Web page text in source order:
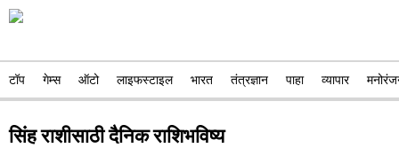
टॉप गेम्स ऑटो लाइफस्टाइल भारत तंत्रज्ञान पाहा व्यापार
सिंह राशीसाठी दैनिक राशिभविष्य